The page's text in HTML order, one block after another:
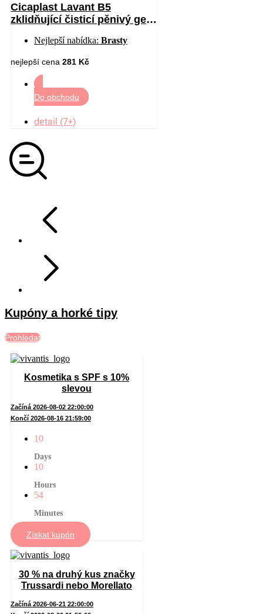
Cicaplast Lavant B5
zklidňující čisticí pěnivý gel
Nejlepší nabídka: Brasty
nejlepší cena 281 Kč
Do obchodu
detail (7+)
Kupóny a horké tipy
Prohledat
Kosmetika s SPF s 10%
slevou
Začíná 2026-08-02 22:00:00
Končí 2026-08-16 21:59:00
10
Days
10
Hours
54
Minutes
Získat kupón
30 % na druhý kus značky
Trussardi nebo Morellato
Začíná 2026-06-21 22:00:00